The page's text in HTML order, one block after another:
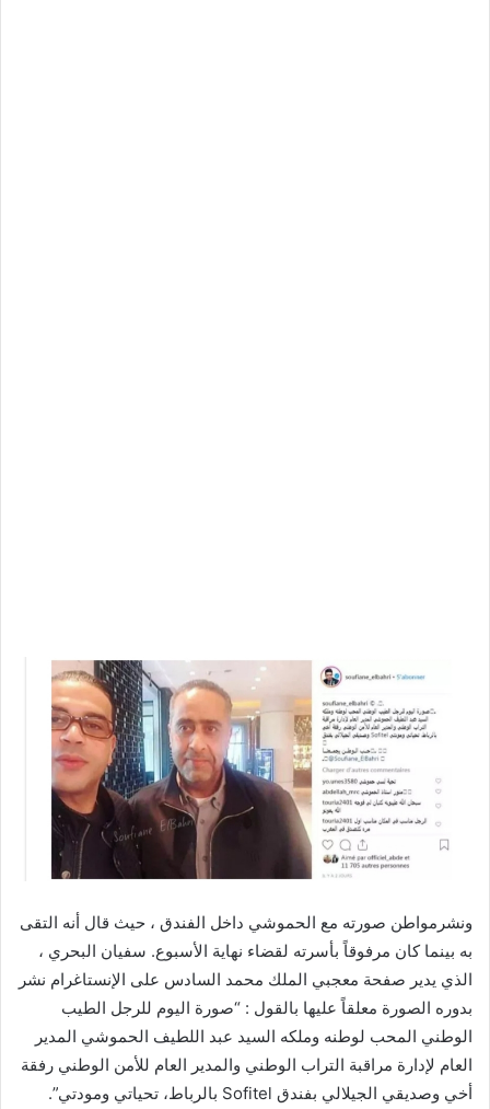
ونشرمواطن صورته مع الحموشي داخل الفندق ، حيث قال أنه التقى
به بينما كان مرفوقاً بأسرته لقضاء نهاية الأسبوع. سفيان البحري ،
الذي يدير صفحة معجبي الملك محمد السادس على الإنستاغرام نشر
بدوره الصورة معلقاً عليها بالقول : “صورة اليوم للرجل الطيب
الوطني المحب لوطنه وملكه السيد عبد اللطيف الحموشي المدير
العام لإدارة مراقبة التراب الوطني والمدير العام للأمن الوطني رفقة
أخي وصديقي الجيلالي بفندق Sofitel بالرباط، تحياتي ومودتي”.